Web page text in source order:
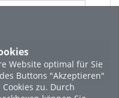
Website optimal für Sie
Buttons "Akzeptieren"
zu. Durch